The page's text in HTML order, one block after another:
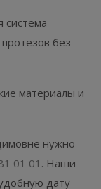
система
без
материалы и
нужно
01 01 . Наши
дату